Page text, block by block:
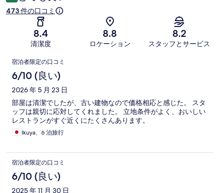
473 件の口コミ
8.4
清潔度
8.8
ロケーション
8.2
スタッフとサービス
口
コ
ミ
宿泊者限定の口コミ
6/10 (良い)
2026 年 5 月 23 日
部屋は清潔でしたが、古い建物なので価格相応と感じた。 スタ
ッフは親切に応対してくれました。 立地条件がよく、おいしい
レストランがすぐ近くにたくさんあります。
Ikuya、6 泊旅行
宿泊者限定の口コミ
6/10 (良い)
2025 年 11 月 30 日